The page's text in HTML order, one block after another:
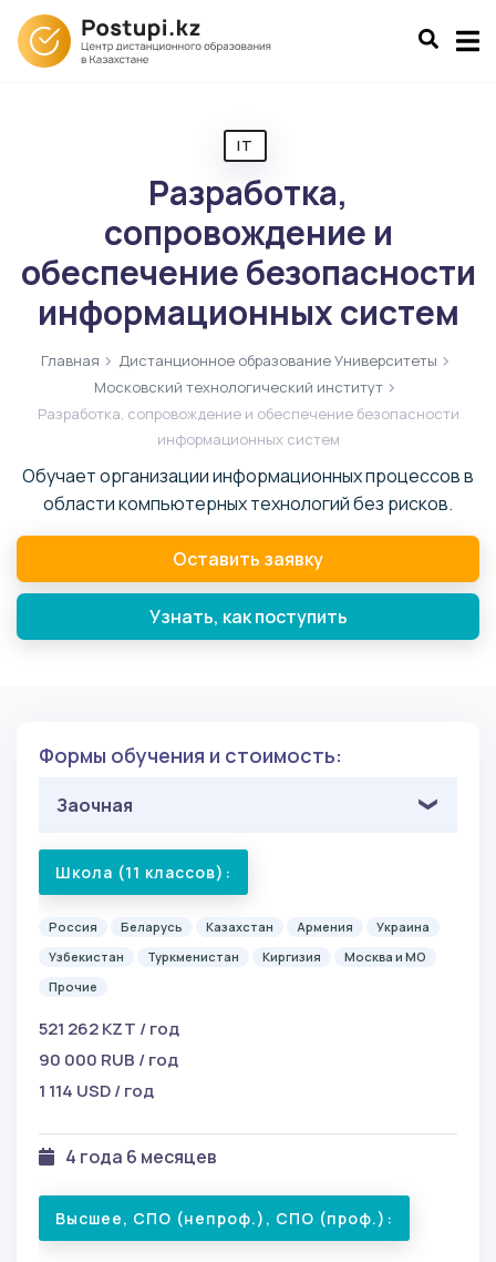
IT
Разработка,
сопровождение и
обеспечение безопасности
информационных систем
Главная
Дистанционное образование Университеты
Московский технологический институт
Разработка, сопровождение и обеспечение безопасности
информационных систем
Обучает организации информационных процессов в
области компьютерных технологий без рисков.
Оставить заявку
Узнать, как поступить
Формы обучения и стоимость:
Заочная
Школа (11 классов):
Россия Беларусь Казахстан Армения
Украина
Узбекистан
Туркменистан Киргизия
Москва и МО
Прочие
521 262 KZT / год
90 000 RUB / год
1 114 USD / год
4 года 6 месяцев
Высшее, СПО (непроф.), СПО (проф.):